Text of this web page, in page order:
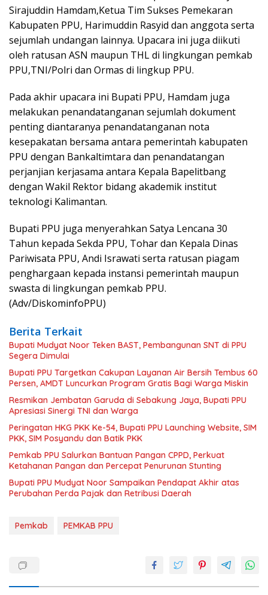
Sirajuddin Hamdam,Ketua Tim Sukses Pemekaran
Kabupaten PPU, Harimuddin Rasyid dan anggota serta
sejumlah undangan lainnya. Upacara ini juga diikuti
oleh ratusan ASN maupun THL di lingkungan pemkab
PPU,TNI/Polri dan Ormas di lingkup PPU.
Pada akhir upacara ini Bupati PPU, Hamdam juga
melakukan penandatanganan sejumlah dokument
penting diantaranya penandatanganan nota
kesepakatan bersama antara pemerintah kabupaten
PPU dengan Bankaltimtara dan penandatangan
perjanjian kerjasama antara Kepala Bapelitbang
dengan Wakil Rektor bidang akademik institut
teknologi Kalimantan.
Bupati PPU juga menyerahkan Satya Lencana 30
Tahun kepada Sekda PPU, Tohar dan Kepala Dinas
Pariwisata PPU, Andi Israwati serta ratusan piagam
penghargaan kepada instansi pemerintah maupun
swasta di lingkungan pemkab PPU.
(Adv/DiskominfoPPU)
Berita Terkait
Bupati Mudyat Noor Teken BAST, Pembangunan SNT di PPU
Segera Dimulai
Bupati PPU Targetkan Cakupan Layanan Air Bersih Tembus 60
Persen, AMDT Luncurkan Program Gratis Bagi Warga Miskin
Resmikan Jembatan Garuda di Sebakung Jaya, Bupati PPU
Apresiasi Sinergi TNI dan Warga
Peringatan HKG PKK Ke-54, Bupati PPU Launching Website, SIM
PKK, SIM Posyandu dan Batik PKK
Pemkab PPU Salurkan Bantuan Pangan CPPD, Perkuat
Ketahanan Pangan dan Percepat Penurunan Stunting
Bupati PPU Mudyat Noor Sampaikan Pendapat Akhir atas
Perubahan Perda Pajak dan Retribusi Daerah
Pemkab PEMKAB PPU